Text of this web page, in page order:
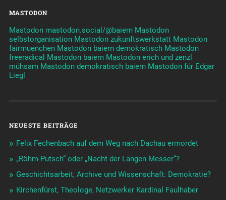
MASTODON
Mastodon mastodon.social/@baiern Mastodon
selbstorganisation Mastodon zukunftswerkstatt Mastodon
fairmuenchen Mastodon baiern demokratisch Mastodon
freeradical Mastodon baiern Mastodon erich und zenzl
mühsam Mastodon demokratisch baiern Mastodon für Edgar
Liegl
NEUESTE BEITRÄGE
Felix Fechenbach auf dem Weg nach Dachau ermordet
„Röhm-Putsch“ oder „Nacht der Langen Messer“?
Geschichtsarbeit, Archive und Wissenschaft: Demokratie?
Kirchenfürst, Theologe, Netzwerker Kardinal Faulhaber